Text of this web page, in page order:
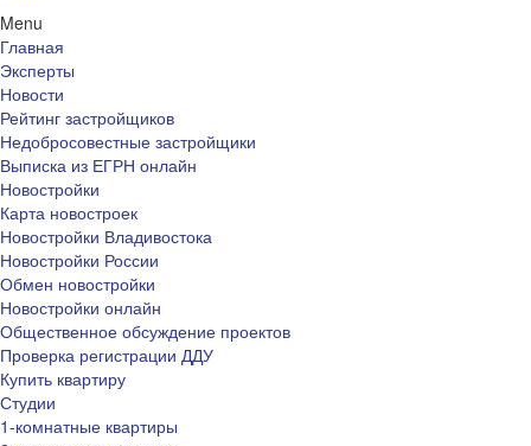
Menu
Главная
Эксперты
Новости
Рейтинг застройщиков
Недобросовестные застройщики
Выписка из ЕГРН онлайн
Новостройки
Карта новостроек
Новостройки Владивостока
Новостройки России
Обмен новостройки
Новостройки онлайн
Общественное обсуждение проектов
Проверка регистрации ДДУ
Купить квартиру
Студии
1-комнатные квартиры